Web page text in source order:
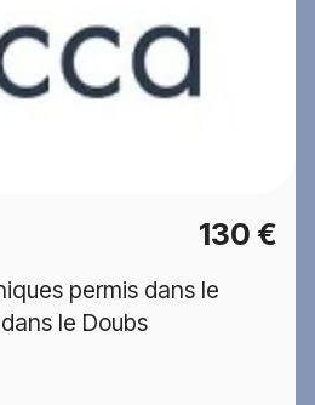
130 €
permis dans le
le Doubs